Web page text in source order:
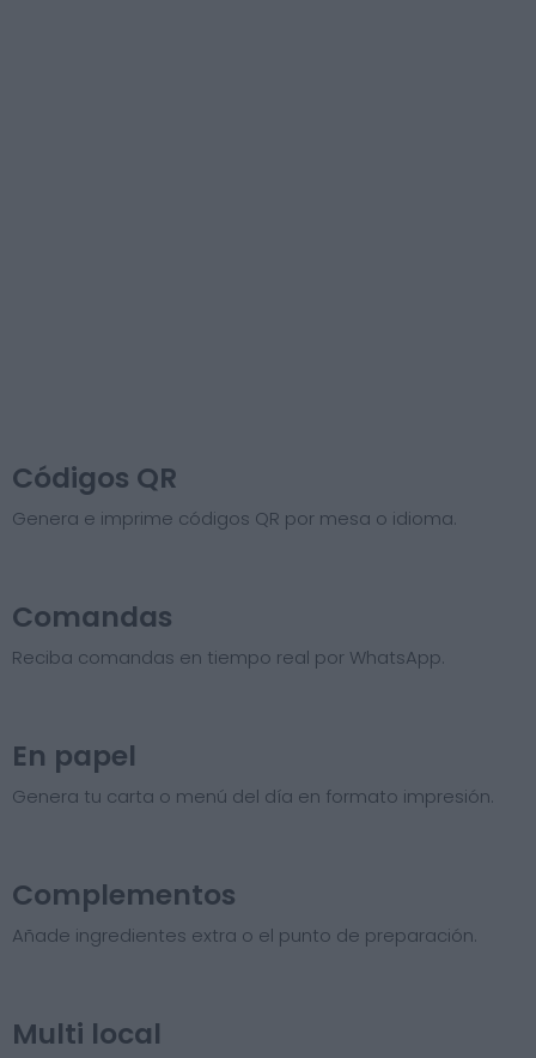
Códigos QR
Genera e imprime códigos QR por mesa o idioma.
Comandas
Reciba comandas en tiempo real por WhatsApp.
En papel
Genera tu carta o menú del día en formato impresión.
Complementos
Añade ingredientes extra o el punto de preparación.
Multi local